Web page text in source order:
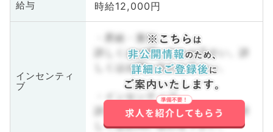
給与 時給12,000円
インセンティ
ブ
・昇給・賞与
詳しくはお問い合わせ下さい。詳
しくはお問い合わせ下さい。
・インセンティブ
詳しくはお問い合わせ下さい。詳
しくはお問い合わせ下さい。